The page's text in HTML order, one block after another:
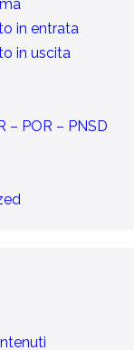
in entrata
in uscita
– POR – PNSD